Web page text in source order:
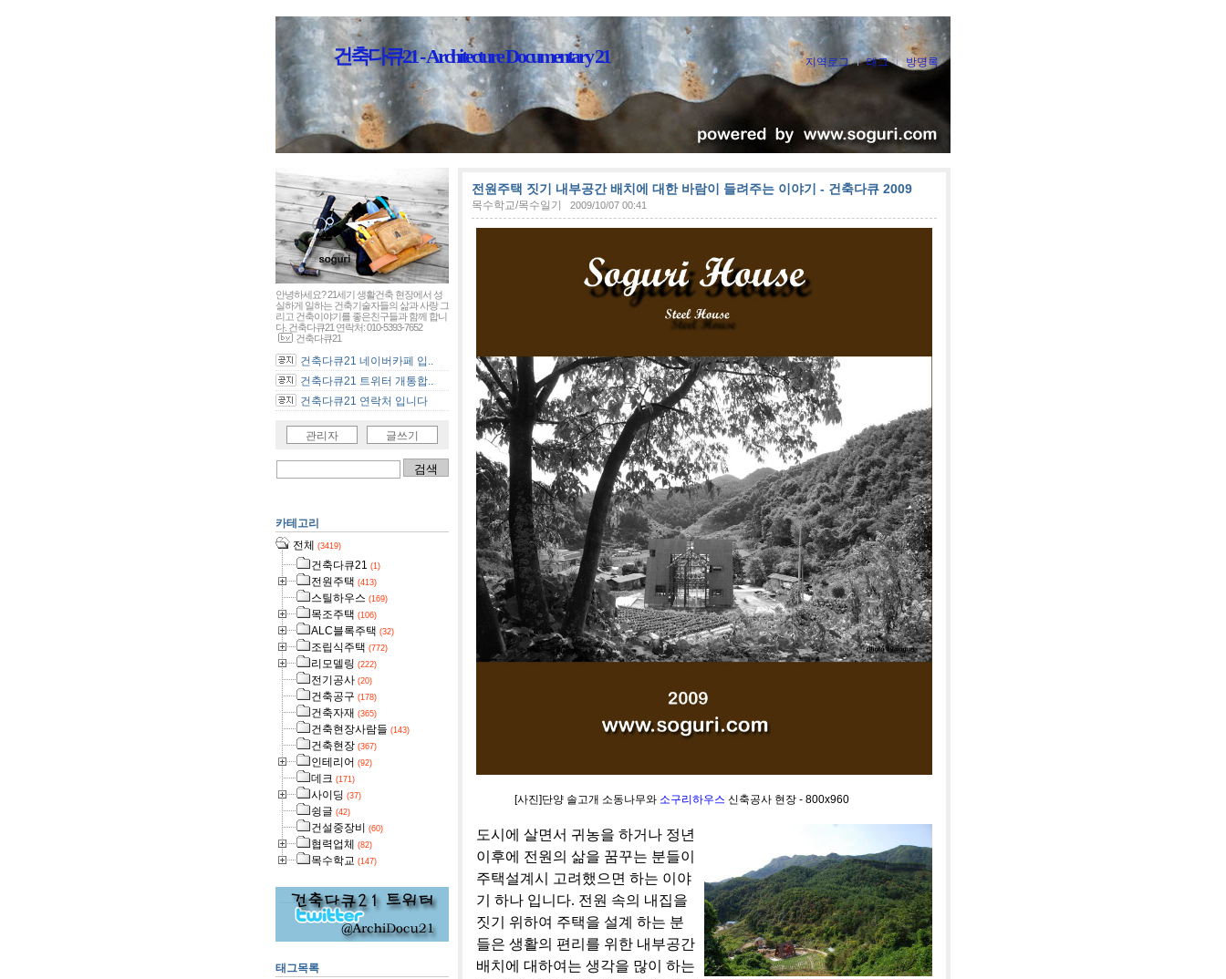
건축다큐21 - Architecture Documentary 21 지역로그 태그 방명록
전원주택 짓기 내부공간 배치에 대한 바람이 들려주는 이야기 - 건축다큐 2009
목수학교/목수일기 2009/10/07 00:41
[사진]단양 솔고개 소동나무와 소구리하우스 신축공사 현장 - 800x960
도시에 살면서 귀농을 하거나 정년
이후에 전원의 삶을 꿈꾸는 분들이
주택설계시 고려했으면 하는 이야
기 하나 입니다. 전원 속의 내집을
짓기 위하여 주택을 설계 하는 분
들은 생활의 편리를 위한 내부공간
배치에 대하여는 생각을 많이 하는
안녕하세요? 21세기 생활건축 현장에서 성
실하게 일하는 건축기술자들의 삶과 사랑 그
리고 건축이야기를 좋은친구들과 함께 합니
다. 건축다큐21 연락처: 010-5393-7652
건축다큐21
건축다큐21 네이버카페 입..
건축다큐21 트위터 개통합..
건축다큐21 연락처 입니다
관리자 글쓰기
카테고리
전체 (3419)
건축다큐21 (1)
전원주택 (413)
스틸하우스 (169)
목조주택 (106)
ALC블록주택 (32)
조립식주택 (772)
리모델링 (222)
전기공사 (20)
건축공구 (178)
건축자재 (365)
건축현장사람들 (143)
건축현장 (367)
인테리어 (92)
데크 (171)
사이딩 (37)
슁글 (42)
건설중장비 (60)
협력업체 (82)
목수학교 (147)
태그목록